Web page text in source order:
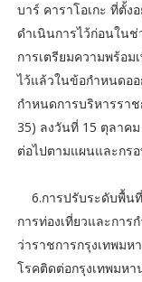
บาร์ คาราโอเกะ ที่ตั้ง
ดำเนินการไว้ก่อนใน
การเตรียมความพร้อ
ไว้แล้วในข้อกำหนดอ
กำหนดการบริหารรา
35) ลงวันที่ 15 ตุลาค
ต่อไปตามแผนและกร
6.การปรับระดับพื้น
การท่องเที่ยวและการ
ว่าราชการกรุงเทพม
โรคติดต่อกรุงเทพมห